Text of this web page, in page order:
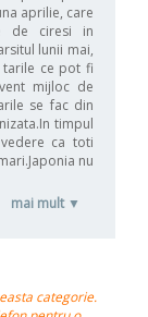
aprilie, care
de ciresi in
lunii mai,
tarile ce pot fi
mijloc de
se fac din
timpul
ca toti
nu
mai mult ▼
categorie.